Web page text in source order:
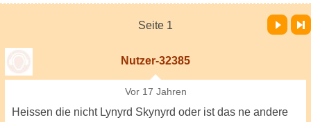
Seite 1
Vor Letzte Seite
Nutzer-32385
Vor 17 Jahren
Heissen die nicht Lynyrd Skynyrd oder ist das ne andere